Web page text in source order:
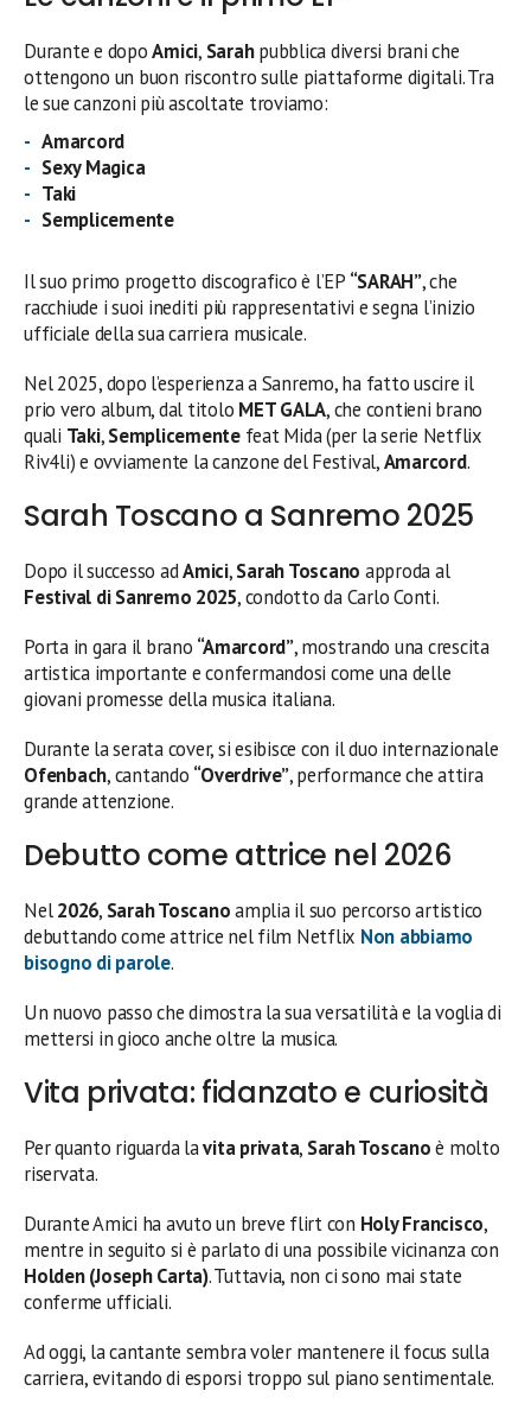
Durante e dopoAmici, Sarahpubblica diversi brani che
ottengono un buon riscontro sulle piattaforme digitali. Tra
le sue canzoni più ascoltate troviamo:
Amarcord
Sexy Magica
Taki
Semplicemente
Il suo primo progetto discografico è l’EP “SARAH”, che
racchiude i suoi inediti più rappresentativi e segna l’inizio
ufficiale della sua carriera musicale.
Nel 2025, dopo l’esperienza a Sanremo, ha fatto uscire il
prio vero album, dal titolo MET GALA, che contieni brano
quali Taki,Semplicementefeat Mida (per la serie Netflix
Riv4li) e ovviamente la canzone del Festival,Amarcord.
Sarah Toscano a Sanremo 2025
Dopo il successo adAmici,Sarah Toscano approda al
Festival di Sanremo 2025, condotto da Carlo Conti.
Porta in gara il brano “Amarcord”, mostrando una crescita
artistica importante e confermandosi come una delle
giovani promesse della musica italiana.
Durante la serata cover, si esibisce con il duo internazionale
Ofenbach, cantando “Overdrive”, performance che attira
grande attenzione.
Debutto come attrice nel 2026
Nel2026, Sarah Toscanoamplia il suo percorso artistico
debuttando come attrice nel film Netflix Non abbiamo
bisogno di parole.
Un nuovo passo che dimostra la sua versatilità e la voglia di
mettersi in gioco anche oltre la musica.
Vita privata: fidanzato e curiosità
Per quanto riguarda lavita privata, Sarah Toscanoè molto
riservata.
Durante Amici ha avuto un breve flirt con Holy Francisco,
mentre in seguito si è parlato di una possibile vicinanza con
Holden (Joseph Carta). Tuttavia, non ci sono mai state
conferme ufficiali.
Ad oggi, la cantante sembra voler mantenere il focus sulla
carriera, evitando di esporsi troppo sul piano sentimentale.